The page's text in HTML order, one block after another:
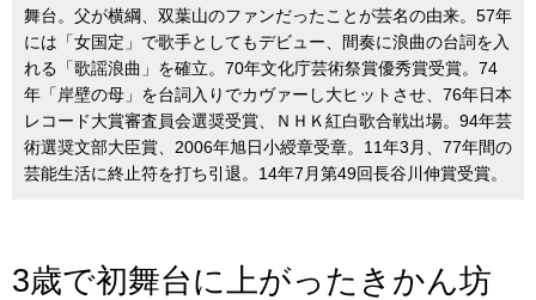
舞台。父が横綱、双葉山のファンだったことが芸名の由来。57年
には「女国定」で歌手としてもデビュー、間奏に浪曲の台詞を入
れる「歌謡浪曲」を確立。70年文化庁芸術祭賞優秀賞受賞。74
年「岸壁の母」を台詞入りでカヴァーし大ヒットさせ、76年日本
レコード大賞審査員会選奨受賞、ＮＨＫ紅白歌合戦出場。94年芸
術選奨文部大臣賞、2006年旭日小綬章受章。11年3月、77年間の
芸能生活に終止符を打ち引退。14年7月第49回長谷川伸賞受賞。
3歳で初舞台に上がったきかん坊